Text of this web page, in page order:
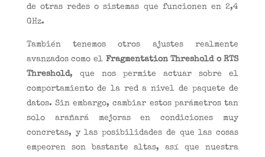
de otras redes o sistemas que funcionen en 2,4
GHz.
También tenemos otros ajustes realmente
avanzados como el Fragmentation Threshold o RTS
Threshold, que nos permite actuar sobre el
comportamiento de la red a nivel de paquete de
datos. Sin embargo, cambiar estos parámetros tan
solo arañará mejoras en condiciones muy
concretas, y las posibilidades de que las cosas
empeoren son bastante altas, así que nuestra